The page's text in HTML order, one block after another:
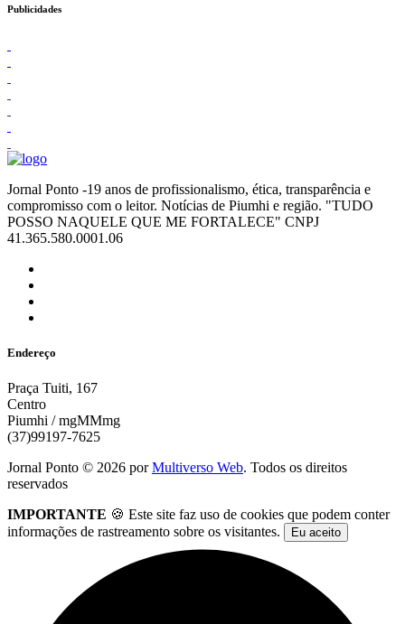
Publicidades
Jornal Ponto -19 anos de profissionalismo, ética, transparência e
compromisso com o leitor. Notícias de Piumhi e região. "TUDO
POSSO NAQUELE QUE ME FORTALECE" CNPJ
41.365.580.0001.06
Endereço
Praça Tuiti, 167
Centro
Piumhi / mgMMmg
(37)99197-7625
Jornal Ponto © 2026 porMultiverso Web. Todos os direitos
reservados
IMPORTANTE 🍪 Este site faz uso de cookies que podem conter
informações de rastreamento sobre os visitantes.
Eu aceito